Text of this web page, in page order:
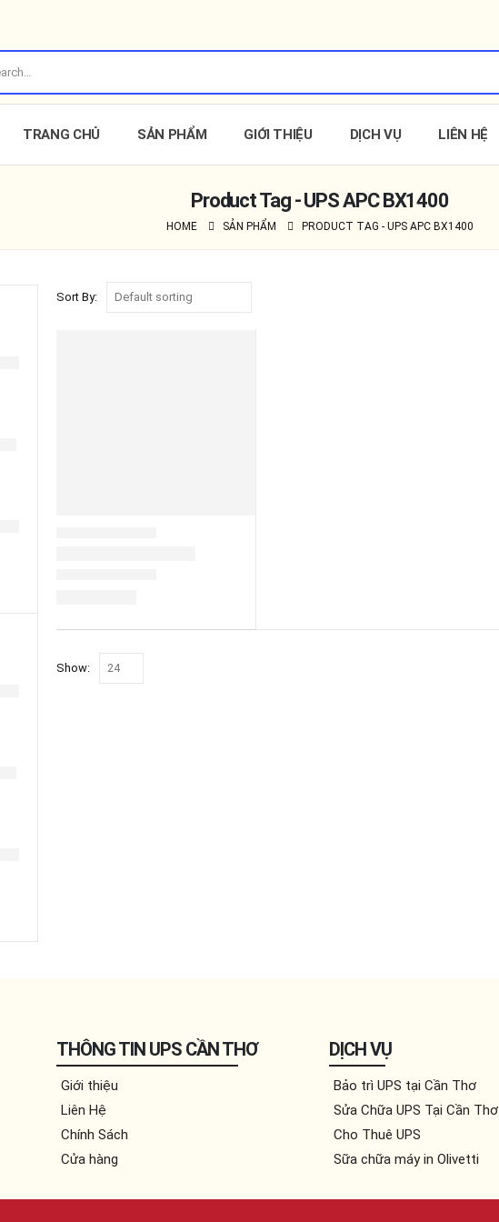
TRANG CHỦ SẢN PHẨM GIỚI THIỆU DỊCH VỤ LIÊN HỆ
Product Tag - UPS APC BX1400
HOME SẢN PHẨM PRODUCT TAG - UPS APC BX1400
Sort By:
Show:
THÔNG TIN UPS CẦN THƠ
Giới thiệu
Liên Hệ
Chính Sách
Cửa hàng
DỊCH VỤ
Bảo trì UPS tại Cần Thơ
Sửa Chữa UPS Tại Cần Thơ
Cho Thuê UPS
Sữa chữa máy in Olivetti